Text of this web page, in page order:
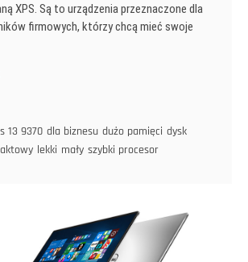
XPS. Są to urządzenia przeznaczone dla
firmowych, którzy chcą mieć swoje
13 9370 dla biznesu dużo pamięci dysk
lekki mały szybki procesor